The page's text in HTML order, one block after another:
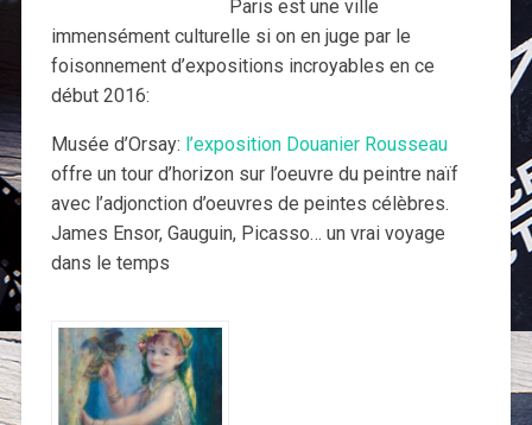
Paris est une ville
immensément culturelle si on en juge par le
foisonnement d’expositions incroyables en ce
début 2016:
Musée d’Orsay: l’exposition Douanier Rousseau
offre un tour d’horizon sur l’oeuvre du peintre naïf
avec l’adjonction d’oeuvres de peintes célèbres.
James Ensor, Gauguin, Picasso… un vrai voyage
dans le temps